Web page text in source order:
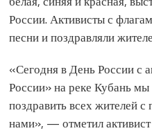
России. Активисты с
песни и поздравляли
«Сегодня в День России с
России» на реке Кубань
поздравить всех жителей
нами», — отметил